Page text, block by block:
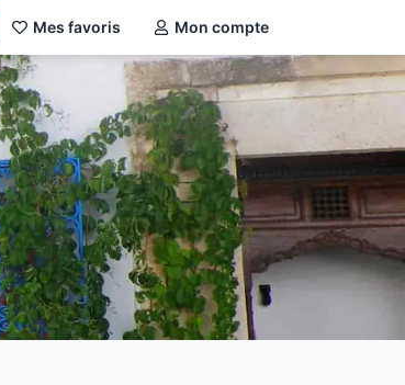
Mes favoris Mon compte